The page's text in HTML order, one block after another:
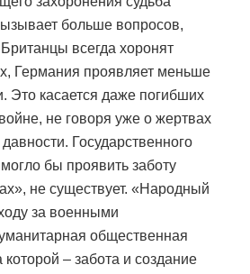
больше вопросов,
всегда хоронят
Германия проявляет меньше
Это касается даже погибших
не говоря уже о жертвах
Государственного
бы проявить заботу
не существует. «Народный
за военными
общественная
которой – забота и создание